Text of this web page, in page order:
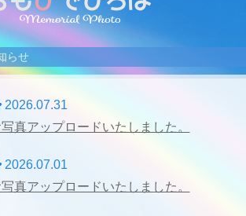
らせ
2026.07.31
真アップロードいたしました。
2026.07.01
真アップロードいたしました。